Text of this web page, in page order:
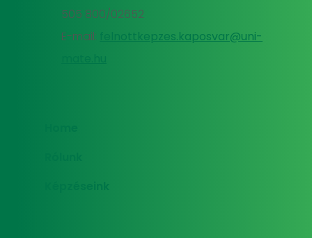
505 800/02652
E-mail:
felnottkepzes.kaposvar@uni-